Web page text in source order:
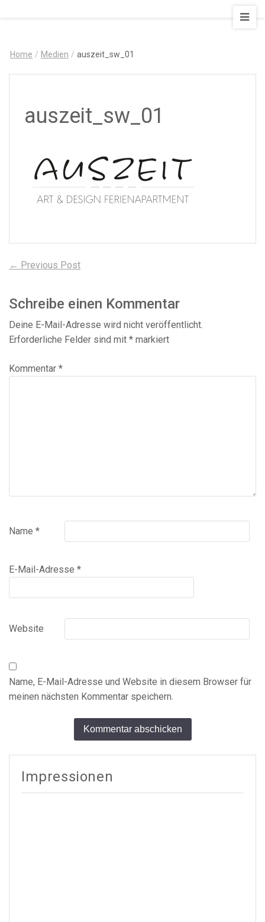
Art
&
Design
Home / Medien / auszeit_sw_01
auszeit_sw_01
Beitragsnavigation
← Previous PostPrevious
Schreibe einen Kommentar
Deine E-Mail-Adresse wird nicht veröffentlicht.
Erforderliche Felder sind mit * markiert
Kommentar *
Name *
E-Mail-Adresse *
Website
Name, E-Mail-Adresse und Website in diesem Browser für
meinen nächsten Kommentar speichern.
Impressionen